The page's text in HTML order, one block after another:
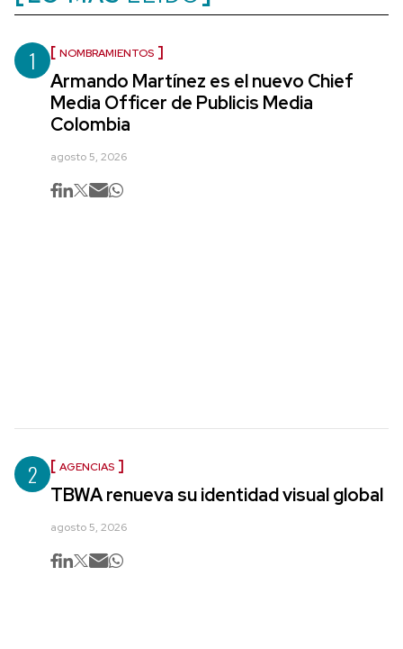
1 NOMBRAMIENTOS
Armando Martínez es el nuevo Chief
Media Officer de Publicis Media
Colombia
agosto 5, 2026
2 AGENCIAS
TBWA renueva su identidad visual global
agosto 5, 2026